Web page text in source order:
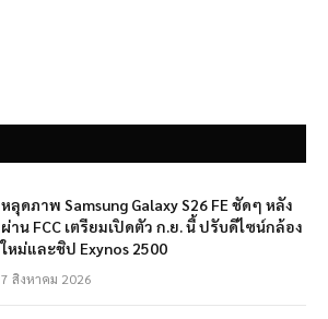
หลุดภาพ Samsung Galaxy S26 FE ชัดๆ หลัง
ผ่าน FCC เตรียมเปิดตัว ก.ย. นี้ ปรับดีไซน์กล้อง
ใหม่และชิป Exynos 2500
7 สิงหาคม 2026